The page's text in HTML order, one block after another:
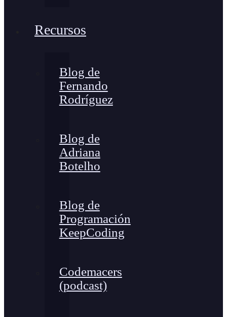
Recursos
Blog de
Fernando
Rodríguez
Blog de
Adriana
Botelho
Blog de
Programación
KeepCoding
Codemacers
(podcast)